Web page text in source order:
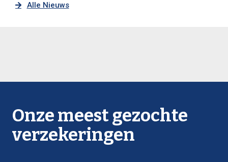
Alle Nieuws
Onze meest gezochte
verzekeringen